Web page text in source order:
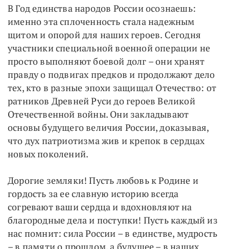
В Год единства народов России осознаешь:
именно эта сплоченность стала надежным
щитом и опорой для наших героев. Сегодня
участники специальной военной операции не
просто выполняют боевой долг – они хранят
правду о подвигах предков и продолжают дело
тех, кто в разные эпохи защищал Отечество: от
ратников Древней Руси до героев Великой
Отечественной войны. Они закладывают
основы будущего величия России, доказывая,
что дух патриотизма жив и крепок в сердцах
новых поколений.
Дорогие земляки! Пусть любовь к Родине и
гордость за ее славную историю всегда
согревают ваши сердца и вдохновляют на
благородные дела и поступки! Пусть каждый из
нас помнит: сила России – в единстве, мудрость
– в памяти о прошлом, а будущее – в наших